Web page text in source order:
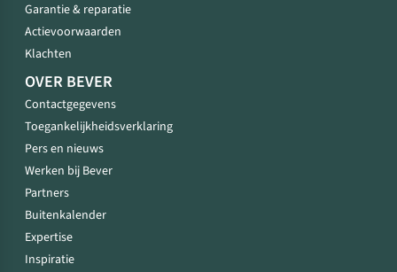
Garantie & reparatie
Actievoorwaarden
Klachten
OVER BEVER
Contactgegevens
Toegankelijkheidsverklaring
Pers en nieuws
Werken bij Bever
Partners
Buitenkalender
Expertise
Inspiratie